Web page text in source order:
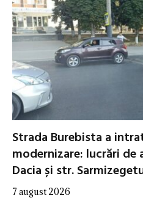
Strada Burebista a
modernizare: lucrări
Dacia și str.
7 august 2026